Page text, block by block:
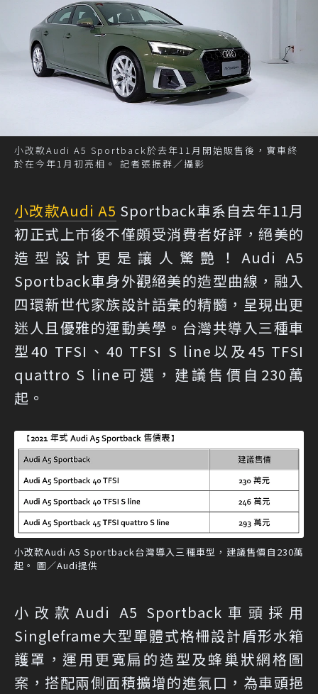
小改款Audi A5 Sportback於去年11月開始販售後，實車終
於在今年1月初亮相。 記者張振群／攝影
小改款Audi A5 Sportback車系自去年11月
初正式上市後不僅頗受消費者好評，絕美的
造型設計更是讓人驚艷！Audi A5
Sportback車身外觀絕美的造型曲線，融入
四環新世代家族設計語彙的精髓，呈現出更
迷人且優雅的運動美學。台灣共導入三種車
型40 TFSI、40 TFSI S line以及45 TFSI
quattro S line可選，建議售價自230萬
起。
小改款Audi A5 Sportback台灣導入三種車型，建議售價自230萬
起。 圖／Audi提供
小改款Audi A5 Sportback車頭採用
Singleframe大型單體式格柵設計盾形水箱
護罩，運用更寬扁的造型及蜂巢狀網格圖
案，搭配兩側面積擴增的進氣口，為車頭挹